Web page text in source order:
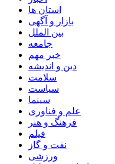
استان ها
بازار و آگهی
بین الملل
جامعه
خبر مهم
دین و اندیشه
سلامت
سیاست
سینما
علم و فناوری
فرهنگ و هنر
فیلم
نفت و گاز
ورزشی